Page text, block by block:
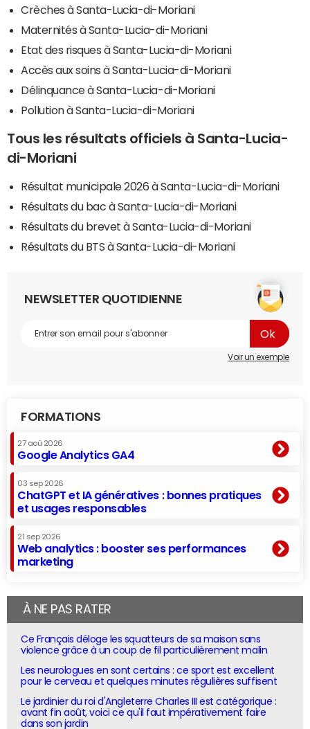
Crèches à Santa-Lucia-di-Moriani
Maternités à Santa-Lucia-di-Moriani
Etat des risques à Santa-Lucia-di-Moriani
Accès aux soins à Santa-Lucia-di-Moriani
Délinquance à Santa-Lucia-di-Moriani
Pollution à Santa-Lucia-di-Moriani
Tous les résultats officiels à Santa-Lucia-
di-Moriani
Résultat municipale 2026 à Santa-Lucia-di-Moriani
Résultats du bac à Santa-Lucia-di-Moriani
Résultats du brevet à Santa-Lucia-di-Moriani
Résultats du BTS à Santa-Lucia-di-Moriani
NEWSLETTER QUOTIDIENNE
Voir un exemple
FORMATIONS
27 aoû 2026
Google Analytics GA4
03 sep 2026
ChatGPT et IA génératives : bonnes pratiques
et usages responsables
21 sep 2026
Web analytics : booster ses performances
marketing
À NE PAS RATER
Ce Français déloge les squatteurs de sa maison sans
violence grâce à un coup de fil particulièrement malin
Les neurologues en sont certains : ce sport est excellent
pour le cerveau et quelques minutes régulières suffisent
Le jardinier du roi d'Angleterre Charles III est catégorique :
avant fin août, voici ce qu'il faut impérativement faire
dans son jardin